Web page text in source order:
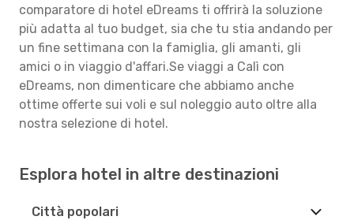
comparatore di hotel eDreams ti offrirà la soluzione
più adatta al tuo budget, sia che tu stia andando per
un fine settimana con la famiglia, gli amanti, gli
amici o in viaggio d'affari.Se viaggi a Calì con
eDreams, non dimenticare che abbiamo anche
ottime offerte sui voli e sul noleggio auto oltre alla
nostra selezione di hotel.
Esplora hotel in altre destinazioni
Città popolari